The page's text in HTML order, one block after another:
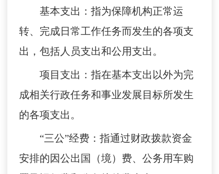
基本支出：指为保障机构正常运
转、完成日常工作任务而发生的各项支
出，包括人员支出和公用支出。
项目支出：指在基本支出以外为完
成相关行政任务和事业发展目标所发生
的各项支出。
“三公”经费：指通过财政拨款资金
安排的因公出国（境）费、公务用车购